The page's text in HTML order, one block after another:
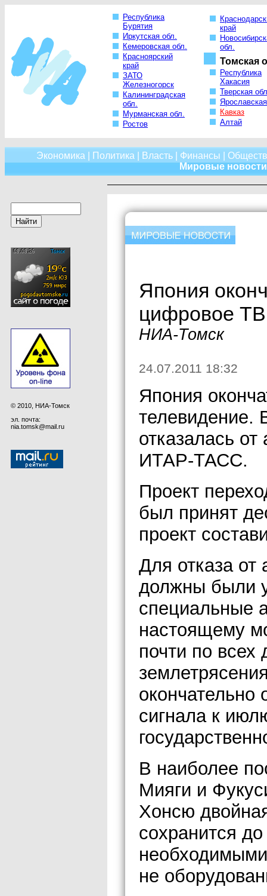
Республика
Бурятия
Иркутская обл.
Кемеровская обл.
Красноярский
край
ЗАТО
Железногорск
Калининградская
обл.
Мурманская обл.
Ростов
край
обл.
Томская
Республика
Хакасия
Тверская
Кавказ
Алтай
Экономика Политика Власть| Финансы
Мировые новости
© 2010, НИА-Томск
эл. почта:
nia.tomsk@mail.ru
Япония
цифровое
НИА-Томск
24.07.2011 18:32
Япония
телевидение.
отказалась
ИТАР-ТАСС.
Проект
был принят
проект
Для отказа от
должны были
специальные
настоящему
почти по всех
окончательно
сигнала к
В наиболее
Мияги и
Хонсю
сохранится
не